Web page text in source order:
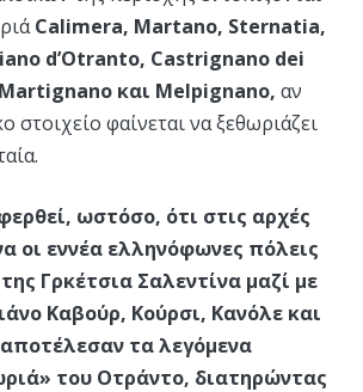
Calimera, Martano, Sternatia,
d’Otranto, Castrignano dei
και Melpignano, αν
στοιχείο φαίνεται να ξεθωριάζει
ωστόσο, ότι στις αρχές
οι εννέα ελληνόφωνες πόλεις
Γρκέτσια Σαλεντίνα μαζί με
Καβούρ, Κούρσι, Κανόλε και
τα λεγόμενα
του Οτράντο, διατηρώντας